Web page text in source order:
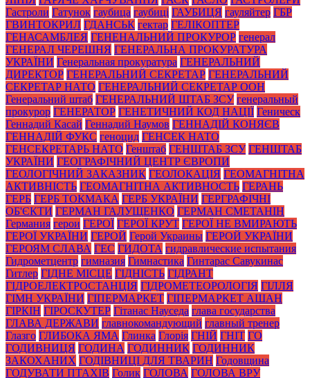
Гастроли Гатунок гаубица гаубиці ГАУБИЦЯ гауляйтер ГБР
ГВИНТОКРИЛ ГДАНСЬК гектар ГЕЛІКОПТЕР
ГЕНАСАМБЛЕЯ ГЕНЕНАЛЬНИЙ ПРОКУРОР генерал
ГЕНЕРАЛ ЧЕРЕШНЯ ГЕНЕРАЛЬНА ПРОКУРАТУРА
УКРАЇНИ Генеральная прокуратура ГЕНЕРАЛЬНИЙ
ДИРЕКТОР ГЕНЕРАЛЬНИЙ СЕКРЕТАР ГЕНЕРАЛЬНИЙ
СЕКРЕТАР НАТО ГЕНЕРАЛЬНИЙ СЕКРЕТАР ООН
Генеральний штаб ГЕНЕРАЛЬНИЙ ШТАБ ЗСУ генеральный
прокурор ГЕНЕРАТОР ГЕНЕТИЧНИЙ КОД НАЦІЇ Геническ
Геннадий Касай Геннадий Наумов ГЕННАДІЙ КОНЯЄВ
ГЕННАДІЙ ФУКС геноцид ГЕНСЕК НАТО
ГЕНСЕКРЕТАРЬ НАТО Генштаб ГЕНШТАБ ЗСУ ГЕНШТАБ
УКРАЇНИ ГЕОГРАФІЧНИЙ ЦЕНТР ЄВРОПИ
ГЕОЛОГІЧНИЙ ЗАКАЗНИК ГЕОЛОКАЦІЯ ГЕОМАГНІТНА
АКТИВНІСТЬ ГЕОМАГНІТНА АКТИВНОСТЬ ГЕРАНЬ
ГЕРБ ГЕРБ ТОКМАКА ГЕРБ УКРАЇНИ ГЕРГРАФІЧНІ
ОБ'ЄКТИ ГЕРМАН ГАЛУЩЕНКО ГЕРМАН СМЕТАНІН
Германия герои ГЕРОЇ ГЕРОЇ КРУТ ГЕРОЇ НЕ ВМИРАЮТЬ
ГЕРОЇ УКРАЇНИ ГЕРОЙ Герой Украины ГЕРОЙ УКРАЇНИ
ГЕРОЯМ СЛАВА ГЕС ГИДОТА гидравлические испытания
Гидрометцентр гимназия Гимнастика Гинтарас Савукинас
Гитлер ГІДНЕ МІСЦЕ ГІДНІСТЬ ГІДРАНТ
ГІДРОЕЛЕКТРОСТАНЦІЯ ГІДРОМЕТЕОРОЛОГІЯ ГІЛЛЯ
ГІМН УКРАЇНИ ГІПЕРМАРКЕТ ГІПЕРМАРКЕТ АШАН
ГІРКІН ГІРОСКУТЕР Гітанас Науседа глава государства
ГЛАВА ДЕРЖАВИ главнокомандующий главный тренер
Глазго ГЛИБОКА ЯМА Глинка Глорія ГНІЙ ГНІТ ГО
ГОДИВНИЦЯ ГОДИНА ГОДИННИК ГОДИННИК
ЗАКОХАНИХ ГОДІВНИЦІ ДЛЯ ТВАРИН Годовщина
ГОДУВАТИ ПТАХІВ Голик ГОЛОВА ГОЛОВА ВРУ